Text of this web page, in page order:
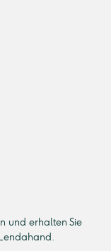
und erhalten Sie